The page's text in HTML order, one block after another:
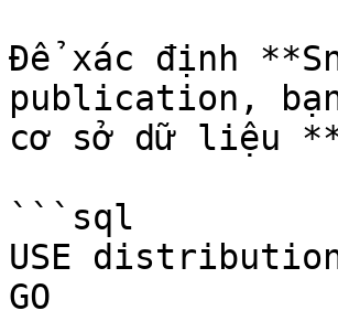
Để xác định
publication,
cơ sở dữ liệu
```sql
USE
GO